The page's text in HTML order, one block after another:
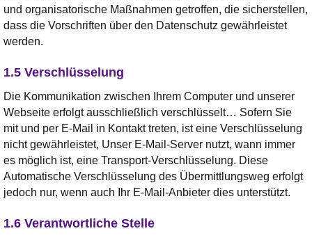
und organisatorische Maßnahmen getroffen, die sicherstellen,
dass die Vorschriften über den Datenschutz gewährleistet
werden.
1.5 Verschlüsselung
Die Kommunikation zwischen Ihrem Computer und unserer
Webseite erfolgt ausschließlich verschlüsselt… Sofern Sie
mit und per E-Mail in Kontakt treten, ist eine Verschlüsselung
nicht gewährleistet, Unser E-Mail-Server nutzt, wann immer
es möglich ist, eine Transport-Verschlüsselung. Diese
Automatische Verschlüsselung des Übermittlungsweg erfolgt
jedoch nur, wenn auch Ihr E-Mail-Anbieter dies unterstützt.
1.6 Verantwortliche Stelle